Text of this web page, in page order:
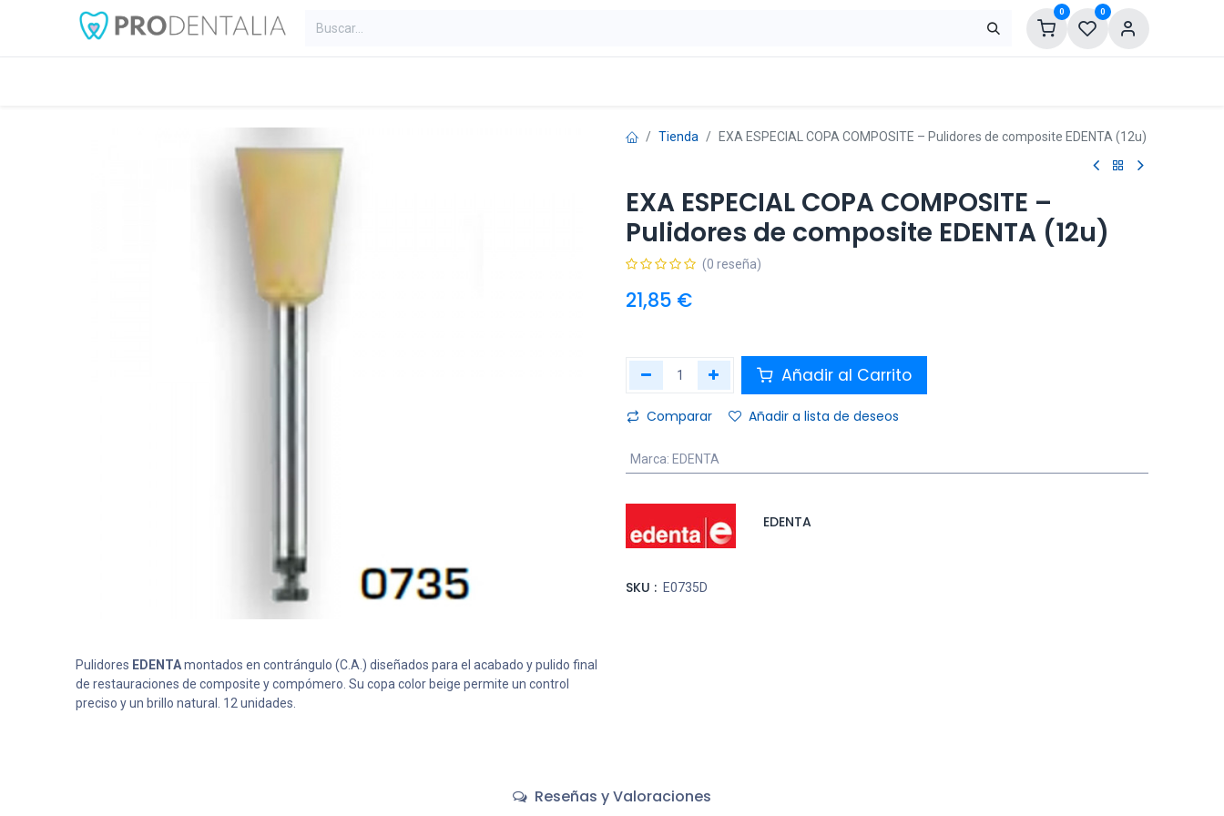
0 0
Pulidores EDENTAmontados en contrángulo (C.A.) diseñados para el acabado y pulido final
de restauraciones de composite y compómero. Su copa color beige permite un control
preciso y un brillo natural. 12 unidades.
Tienda EXA ESPECIAL COPA COMPOSITE – Pulidores de composite EDENTA (12u)
EXA ESPECIAL COPA COMPOSITE –
Pulidores de composite EDENTA (12u)
(0 reseña)
21,85 €
Añadir al Carrito
Comparar Añadir a lista de deseos
Marca: EDENTA
EDENTA
SKU : E0735D
Reseñas y Valoraciones